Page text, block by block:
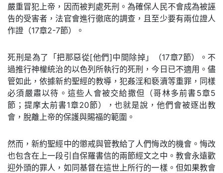
嚴重冒犯上帝，因而被判處死刑。為確保人民不會成為被誣
告的受害者，法官會進行徹底的調查，且至少要有兩位證人
作證（17章2-7節）。
死刑是為了「把那惡從[他們]中間除掉」（17章7節）。不
過推行神權統治的以色列所執行的死刑，今日已不適用。儘
管如此，依據新約聖經的教導，犯姦淫和褻瀆等重罪，同樣
必須嚴肅以待。這些人會被交給撒但（哥林多前書5章5
節；提摩太前書1章20節），也就是說，他們會被逐出教
會，脫離上帝的保護與賜福的範圍。
然而，新約聖經中的懲戒與管教給了人們悔改的機會。悔改
也包含在上一段引自保羅書信的兩節經文之中。教會永遠歡
迎外頭的罪人，如同基督在這世上所行的一樣。但如果教會